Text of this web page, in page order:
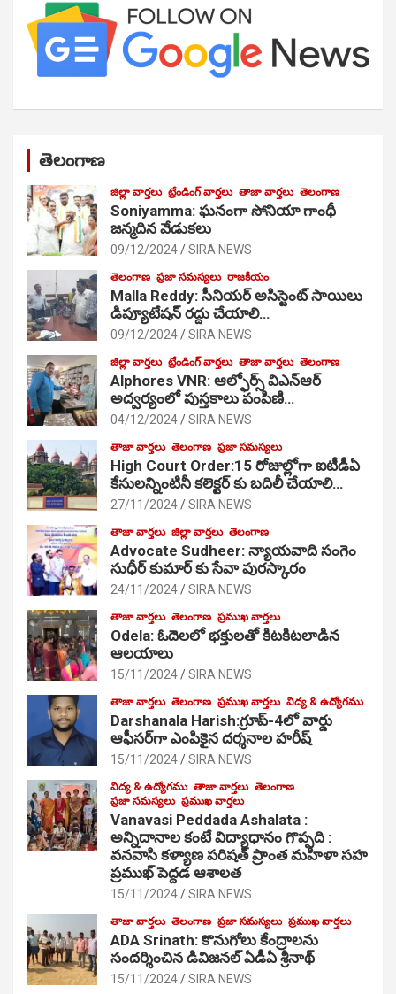
తెలంగాణ
జిల్లా వార్తలు ట్రేండింగ్ వార్తలు తాజా వార్తలు తెలంగాణ
Soniyamma: ఘ‌నంగా సోనియా గాంధీ
జ‌న్మ‌దిన వేడుక‌లు
09/12/2024 SIRA NEWS
తెలంగాణ ప్రజా సమస్యలు రాజకీయం
Malla Reddy: సీనియర్ అసిస్టెంట్ సాయిలు
డిప్యూటేషన్ రద్దు చేయాలి…
09/12/2024 SIRA NEWS
జిల్లా వార్తలు ట్రేండింగ్ వార్తలు తాజా వార్తలు తెలంగాణ
Alphores VNR: ఆల్ఫోర్స్ విఎన్ఆర్
అద్వర్యంలో పుస్తకాలు పంపిణి…
04/12/2024 SIRA NEWS
తాజా వార్తలు తెలంగాణ ప్రజా సమస్యలు
High Court Order:15 రోజుల్లోగా ఐటీడీఏ
కేసులన్నింటినీ కలెక్టర్ కు బదిలీ చేయాలి…
27/11/2024 SIRA NEWS
తాజా వార్తలు జిల్లా వార్తలు తెలంగాణ
Advocate Sudheer: న్యాయవాది సంగెం
సుధీర్ కుమార్ కు సేవా పురస్కారం
24/11/2024 SIRA NEWS
తాజా వార్తలు తెలంగాణ ప్రముఖ వార్తలు
Odela: ఓదెల‌లో భక్తులతో కిటకిటలాడిన
ఆల‌యాలు
15/11/2024 SIRA NEWS
తాజా వార్తలు తెలంగాణ ప్రముఖ వార్తలు విద్య & ఉద్యోగము
Darshanala Harish:గ్రూప్-4లో వార్డు
ఆఫీసర్‌గా ఎంపికైన దర్శనాల హరీష్
15/11/2024 SIRA NEWS
విద్య & ఉద్యోగము తాజా వార్తలు తెలంగాణ
ప్రజా సమస్యలు ప్రముఖ వార్తలు
Vanavasi Peddada Ashalata :
అన్నిదానాల కంటే విద్యాధానం గొప్పది :
వనవాసి కళ్యాణ పరిషత్ ప్రాంత మహిళా సహ
ప్రముఖ్ పెద్దడ ఆశాలత
15/11/2024 SIRA NEWS
తాజా వార్తలు తెలంగాణ ప్రజా సమస్యలు ప్రముఖ వార్తలు
ADA Srinath: కొనుగోలు కేంద్రాల‌ను
సంద‌ర్శించిన డివిజనల్ ఏడీఏ శ్రీనాథ్
15/11/2024 SIRA NEWS